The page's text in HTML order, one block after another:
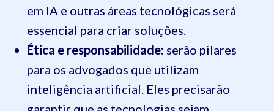
em IA e outras áreas tecnológicas será
essencial para criar soluções.
Ética e responsabilidade: serão pilares
para os advogados que utilizam
inteligência artificial. Eles precisarão